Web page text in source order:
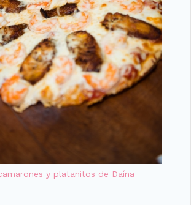
y platanitos de Daína